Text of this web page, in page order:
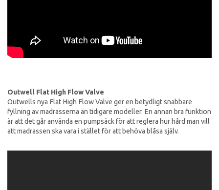
Outwell Flat High Flow Valve
Outwells nya Flat High Flow Valve ger en betydligt snabbare
fyllning av madrasserna än tidigare modeller. En annan bra funktion
är att det går använda en pumpsäck för att reglera hur hård man vill
att madrassen ska vara i stället för att behöva blåsa själv.